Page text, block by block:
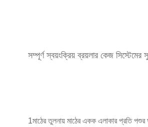
সম্পূর্ণ স্বয়ংক্রিয় ব্রয়লার কেজ সিস্টেমের
1মাঠের তুলনায় মাঠের একক এলাকার প্রতি